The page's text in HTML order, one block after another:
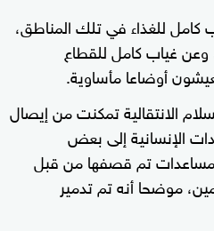
للغذاء في تلك المناطق،
وعن غياب كامل للقطاع
أوضاعا مأساوية.
الانتقالية تمكنت من إيصال
الإنسانية إلى بعض
تم قصفها من قبل
موضحا أنه تم تدمير